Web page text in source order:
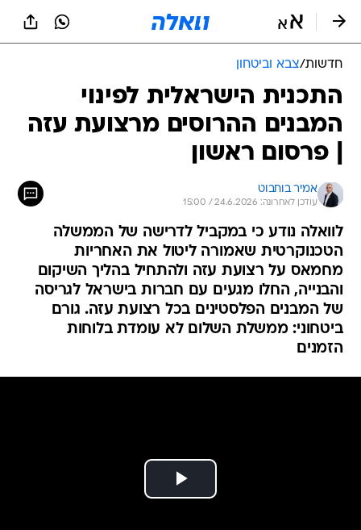
חדשות/צבא וביטחון
התכנית הישראלית לפינוי
המבנים ההרוסים מרצועת עזה
| פרסום ראשון
אמיר בוחבוט
עודכן לאחרונה: 24.6.2026 / 15:00
לוואלה נודע כי במקביל לדרישה של הממשלה
הטכנוקרטית שאמורה ליטול את האחריות
מחמאס על רצועת עזה ולהתחיל בהליך השיקום
והבנייה, החלו מגעים עם חברות בישראל לגריסה
של המבנים הפלסטינים בכל רצועת עזה. גורם
ביטחוני: ממשלת השלום לא עומדת בלוחות
הזמנים